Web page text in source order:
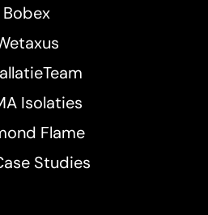
Bobex
Isolaties
Flame
Studies